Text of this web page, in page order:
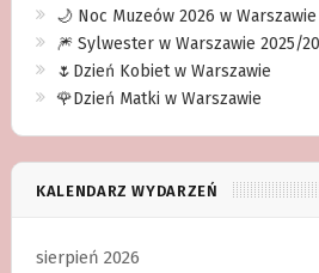
🌙 Noc Muzeów 2026 w Warszawie
🎆 Sylwester w Warszawie 2025/
🌷Dzień Kobiet w Warszawie
🌹Dzień Matki w Warszawie
KALENDARZ WYDARZEŃ
sierpień 2026